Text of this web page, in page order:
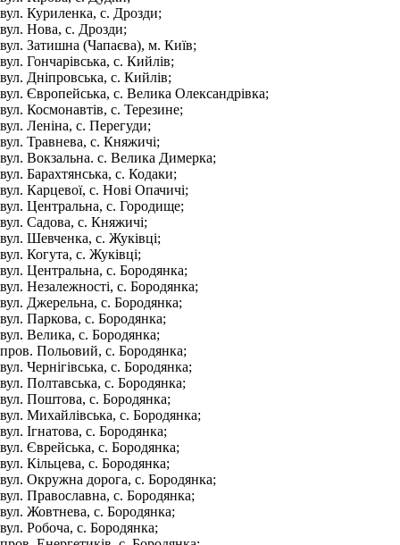
вул. Куриленка, с. Дрозди;
вул. Нова, с. Дрозди;
вул. Затишна (Чапаєва), м. Київ;
вул. Гончарівська, с. Кийлів;
вул. Дніпровська, с. Кийлів;
вул. Європейська, с. Велика Олександрівка;
вул. Космонавтів, с. Терезине;
вул. Леніна, с. Перегуди;
вул. Травнева, с. Княжичі;
вул. Вокзальна. с. Велика Димерка;
вул. Барахтянська, с. Кодаки;
вул. Карцевої, с. Нові Опачичі;
вул. Центральна, с. Городище;
вул. Садова, с. Княжичі;
вул. Шевченка, с. Жуківці;
вул. Когута, с. Жуківці;
вул. Центральна, с. Бородянка;
вул. Незалежності, с. Бородянка;
вул. Джерельна, с. Бородянка;
вул. Паркова, с. Бородянка;
вул. Велика, с. Бородянка;
пров. Польовий, с. Бородянка;
вул. Чернігівська, с. Бородянка;
вул. Полтавська, с. Бородянка;
вул. Поштова, с. Бородянка;
вул. Михайлівська, с. Бородянка;
вул. Ігнатова, с. Бородянка;
вул. Єврейська, с. Бородянка;
вул. Кільцева, с. Бородянка;
вул. Окружна дорога, с. Бородянка;
вул. Православна, с. Бородянка;
вул. Жовтнева, с. Бородянка;
вул. Робоча, с. Бородянка;